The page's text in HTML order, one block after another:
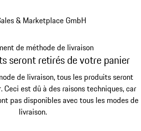
& Marketplace GmbH
de méthode de livraison
seront retirés de votre panier
de livraison, tous les produits seront
Ceci est dû à des raisons techniques, car
pas disponibles avec tous les modes de
livraison.